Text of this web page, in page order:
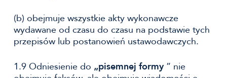
(b) obejmuje wszystkie akty wykonawcze
wydawane od czasu do czasu na podstawie tych
przepisów lub postanowień ustawodawczych.
1.9 Odniesienie do „pisemnej formy” nie